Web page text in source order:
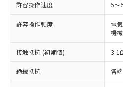
許容操作速度 5～
許容操作頻度
電
機
接触抵抗 (初期値)
絶縁抵抗 各
ご利用条件
以下の条件をお読みい
対応済み：EU RoHS
非含有に対応した製品が
す。
対応予定：EU RoHS指
有に対応した製品に切り
対応予定なし：EU
非含有に非対応の商品